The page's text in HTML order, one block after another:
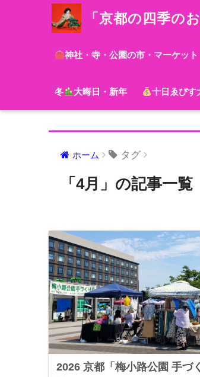
「京都の四季の
神社・寺・公園の市・マーケット
冬 大晦日・新年 十日ゑびす
ホーム タグ
「4月」の記事一覧
2026 京都「梅小路公園 手づ